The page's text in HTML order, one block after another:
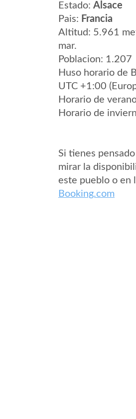
Estado: Alsace
Pais: Francia
Altitud: 5.961
mar.
Poblacion: 1.207
Huso horario de
UTC +1:00
Horario de
Horario de
Si tienes
mirar la
este pueblo o en
Booking.com